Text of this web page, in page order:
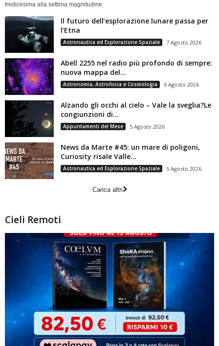
tredicesima alla settima magnitudine.
Il futuro dell’esplorazione lunare passa per
l’Etna
Astronautica ed Esplorazione Spaziale 7 Agosto 2026
Abell 2255 nel radio più profondo di sempre:
nuova mappa del...
Astronomia, Astrofisica e Cosmologia 6 Agosto 2026
Alzando gli occhi al cielo – Vale la sveglia?Le
congiunzioni di...
Appuntamenti del Mese 5 Agosto 2026
News da Marte #45: un mare di poligoni,
Curiosity risale Valle...
Astronautica ed Esplorazione Spaziale 5 Agosto 2026
Carica altri
Cieli Remoti